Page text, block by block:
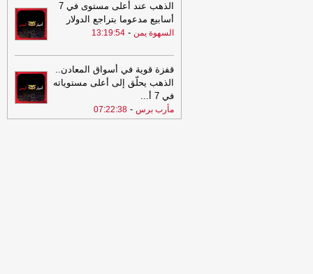
القرفة بانتظام
- مأرب برس
07:48
تصعيد عسكري جديد.. الجيش
مأرب برس
07:48
تصعيد عسكري جديد.. الجيش
اليمني يعلن استهداف مواقع حوثية ويرفع
الجاهزية -مأرب برس
الذهب عند أعلى مستوى في 7
أسابيع مدعوما بتراجع الدولار
السهوة يمن -
13:19:54
قفزة قوية في أسواق المعادن..
الذهب يحلّق إلى أعلى مستوياته
في 7 أ
...
مأرب برس -
07:22:38